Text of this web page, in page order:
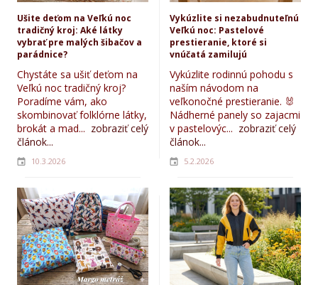
Ušite deťom na Veľkú noc
tradičný kroj: Aké látky
vybrať pre malých šibačov a
parádnice?
Chystáte sa ušiť deťom na
Veľkú noc tradičný kroj?
Poradíme vám, ako
skombinovať folklórne látky,
brokát a mad... zobraziť celý
článok...
10.3.2026
Vykúzlite si nezabudnuteľnú
Veľkú noc: Pastelové
prestieranie, ktoré si
vnúčatá zamilujú
Vykúzlite rodinnú pohodu s
naším návodom na
veľkonočné prestieranie. 🐰
Nádherné panely so zajacmi
v pastelovýc... zobraziť celý
článok...
5.2.2026